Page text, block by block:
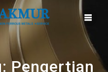
Pengertian